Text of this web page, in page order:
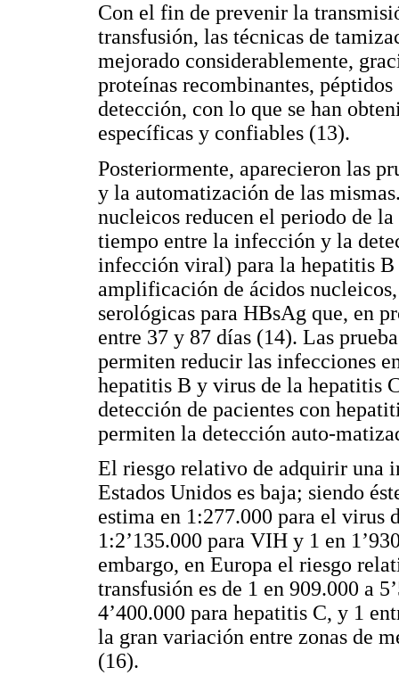
Con el fin de prevenir la
transfusión, las técnicas de
mejorado considerablemente,
proteínas recombinantes,
detección, con lo que se han
específicas y confiables (13).
Posteriormente, aparecieron las
y la automatización de las
nucleicos reducen el periodo de
tiempo entre la infección y la
infección viral) para la hepatitis
amplificación de ácidos
serológicas para HBsAg que, en
entre 37 y 87 días (14). Las
permiten reducir las infecciones
hepatitis B y virus de la hepatitis
detección de pacientes con
permiten la detección auto-
El riesgo relativo de adquirir una
Estados Unidos es baja; siendo
estima en 1:277.000 para el virus
1:2’135.000 para VIH y 1 en
embargo, en Europa el riesgo
transfusión es de 1 en 909.000 a
4’400.000 para hepatitis C, y 1
la gran variación entre zonas de
(16).